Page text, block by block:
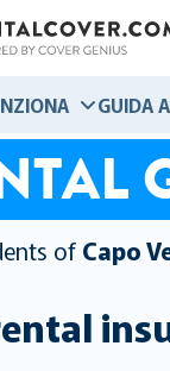
GUIDA
of Capo